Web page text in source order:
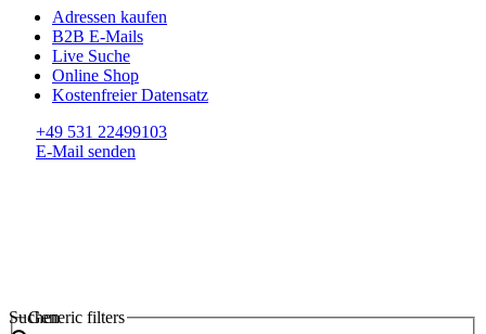
Adressen kaufen
B2B E-Mails
Live Suche
Online Shop
Kostenfreier Datensatz
+49 531 22499103
E-Mail senden
Suchen
Generic filters